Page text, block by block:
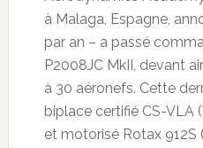
à Malaga, Espagne,
par an – a passé
P2008JC MkII, devant
à 30 aéronefs. Cette
biplace certifié CS-VLA
et motorisé Rotax 912S